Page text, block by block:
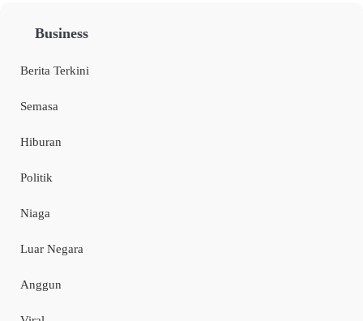
Business
Berita Terkini
Semasa
Hiburan
Politik
Niaga
Luar Negara
Anggun